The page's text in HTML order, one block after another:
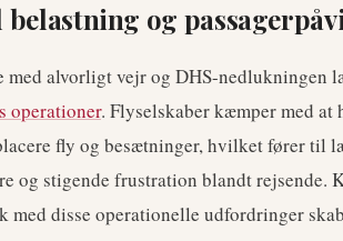
belastning og
med alvorligt vejr og DHS-nedlukningen
operationer. Flyselskaber kæmper med at
fly og besætninger, hvilket fører til
og stigende frustration blandt rejsende.
med disse operationelle udfordringer